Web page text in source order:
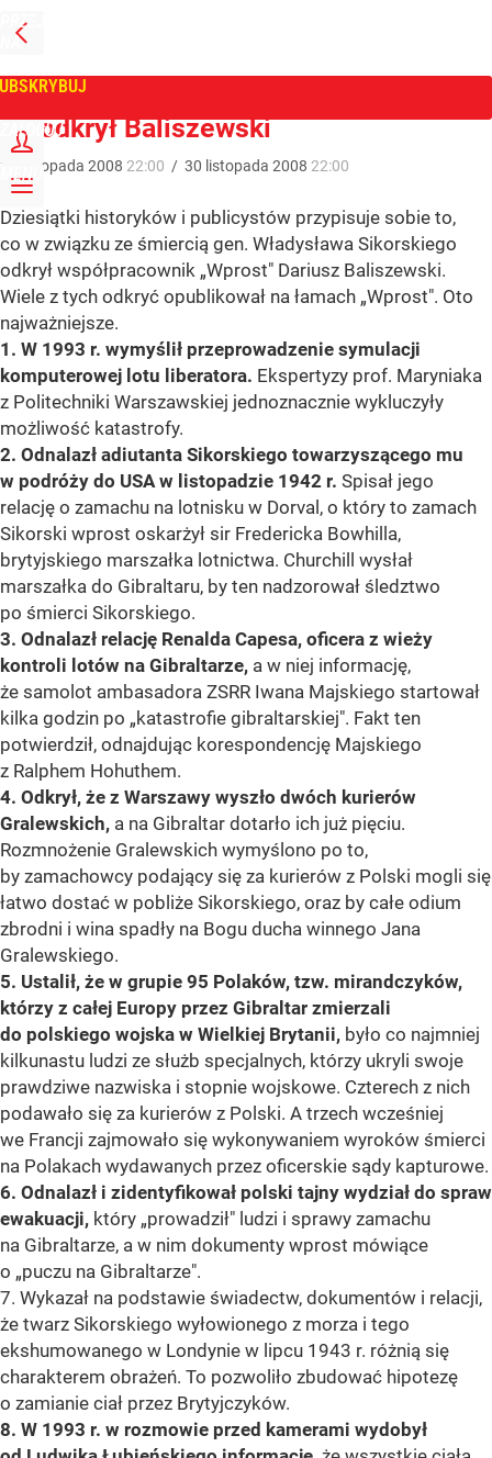
PRZEJDŹ
NA
GŁÓWNĄ
ZALOGUJ
MENU
Tygodnik Wprost
Co odkrył Baliszewski
30 listopada 2008 22:00 / 30 listopada 2008 22:00
Dziesiątki historyków i publicystów przypisuje sobie to,
co w związku ze śmiercią gen. Władysława Sikorskiego
odkrył współpracownik „Wprost" Dariusz Baliszewski.
Wiele z tych odkryć opublikował na łamach „Wprost". Oto
najważniejsze.
1. W 1993 r. wymyślił przeprowadzenie symulacji
komputerowej lotu liberatora. Ekspertyzy prof. Maryniaka
z Politechniki Warszawskiej jednoznacznie wykluczyły
możliwość katastrofy.
2. Odnalazł adiutanta Sikorskiego towarzyszącego mu
w podróży do USA w listopadzie 1942 r. Spisał jego
relację o zamachu na lotnisku w Dorval, o który to zamach
Sikorski wprost oskarżył sir Fredericka Bowhilla,
brytyjskiego marszałka lotnictwa. Churchill wysłał
marszałka do Gibraltaru, by ten nadzorował śledztwo
po śmierci Sikorskiego.
3. Odnalazł relację Renalda Capesa, oficera z wieży
kontroli lotów na Gibraltarze, a w niej informację,
że samolot ambasadora ZSRR Iwana Majskiego startował
kilka godzin po „katastrofie gibraltarskiej". Fakt ten
potwierdził, odnajdując korespondencję Majskiego
z Ralphem Hohuthem.
4. Odkrył, że z Warszawy wyszło dwóch kurierów
Gralewskich, a na Gibraltar dotarło ich już pięciu.
Rozmnożenie Gralewskich wymyślono po to,
by zamachowcy podający się za kurierów z Polski mogli się
łatwo dostać w pobliże Sikorskiego, oraz by całe odium
zbrodni i wina spadły na Bogu ducha winnego Jana
Gralewskiego.
5. Ustalił, że w grupie 95 Polaków, tzw. mirandczyków,
którzy z całej Europy przez Gibraltar zmierzali
do polskiego wojska w Wielkiej Brytanii, było co najmniej
kilkunastu ludzi ze służb specjalnych, którzy ukryli swoje
prawdziwe nazwiska i stopnie wojskowe. Czterech z nich
podawało się za kurierów z Polski. A trzech wcześniej
we Francji zajmowało się wykonywaniem wyroków śmierci
na Polakach wydawanych przez oficerskie sądy kapturowe.
6. Odnalazł i zidentyfikował polski tajny wydział do spraw
ewakuacji, który „prowadził" ludzi i sprawy zamachu
na Gibraltarze, a w nim dokumenty wprost mówiące
o „puczu na Gibraltarze".
7. Wykazał na podstawie świadectw, dokumentów i relacji,
że twarz Sikorskiego wyłowionego z morza i tego
ekshumowanego w Londynie w lipcu 1943 r. różnią się
charakterem obrażeń. To pozwoliło zbudować hipotezę
o zamianie ciał przez Brytyjczyków.
8. W 1993 r. w rozmowie przed kamerami wydobył